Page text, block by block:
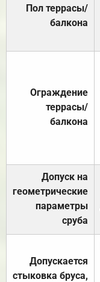
Пол террасы/
балкона
Ограждение
террасы/
балкона
Допуск на
геометрические
параметры
сруба
Допускается
стыковка бруса,